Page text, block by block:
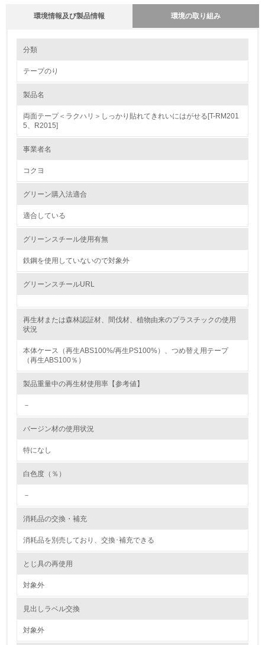
環境情報及び製品情報 環境の取り組み
1.環境取り組み体制
環境方針を持っている
環境対応の責任体制を定めている
環境問題に関する従業員教育を行っている
自社に関係する主要な環境法規制を把握し、順守している
レベル2
環境取り組み体制と成果を定期的に検証して次の活動に活
境対策を理解し、実践している
環境活動に関する規格やプログラムを導入している
2.環境への取り組み
分類
テープのり
製品名
両面テープ＜ラクハリ＞しっかり貼れてきれいにはがせる[T-RM201
5、R2015]
事業者名
コクヨ
グリーン購入法適合
適合している
グリーンスチール使用有無
鉄鋼を使用していないので対象外
グリーンスチールURL
再生材または森林認証材、間伐材、植物由来のプラスチックの使用
状況
本体ケース（再生ABS100%/再生PS100%）、つめ替え用テープ
（再生ABS100％）
製品重量中の再生材使用率【参考値】
－
バージン材の使用状況
特になし
白色度（％）
－
消耗品の交換・補充
消耗品を別売しており、交換･補充できる
とじ具の再使用
対象外
見出しラベル交換
対象外